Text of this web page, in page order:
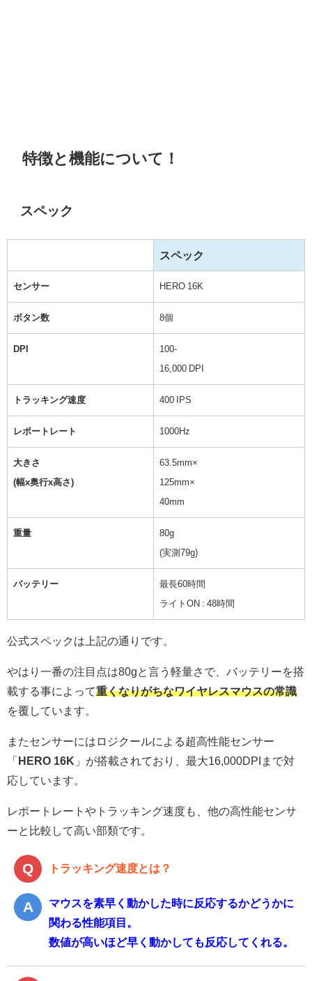
特徴と機能について！
スペック
スペック
センサー HERO 16K
ボタン数 8個
DPI 100-
16,000 DPI
トラッキング速度 400 IPS
レポートレート 1000Hz
大きさ
(幅x奥行x高さ)
63.5mm×
125mm×
40mm
重量 80g
(実測79g)
バッテリー 最長60時間
ライトON : 48時間
公式スペックは上記の通りです。
やはり一番の注目点は80gと言う軽量さで、バッテリーを搭
載する事によって重くなりがちなワイヤレスマウスの常識
を覆しています。
またセンサーにはロジクールによる超高性能センサー
「 HERO 16K 」が搭載されており、最大16,000DPIまで対
応しています。
レポートレートやトラッキング速度も、他の高性能センサ
ーと比較して高い部類です。
トラッキング速度とは？
マウスを素早く動かした時に反応するかどうかに
関わる性能項目。
数値が高いほど早く動かしても反応してくれる。